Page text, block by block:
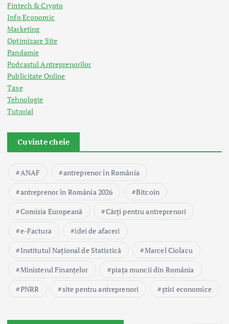
Fintech & Crypto
Info Economic
Marketing
Optimizare Site
Pandamie
Podcastul Antreprenorilor
Publicitate Online
Taxe
Tehnologie
Tutorial
Cuvinte cheie
ANAF
antreprenor în România
antreprenor în România 2026
Bitcoin
Comisia Europeană
Cărți pentru antreprenori
e-Factura
idei de afaceri
Institutul Național de Statistică
Marcel Ciolacu
Ministerul Finanțelor
piața muncii din România
PNRR
site pentru antreprenori știri economice